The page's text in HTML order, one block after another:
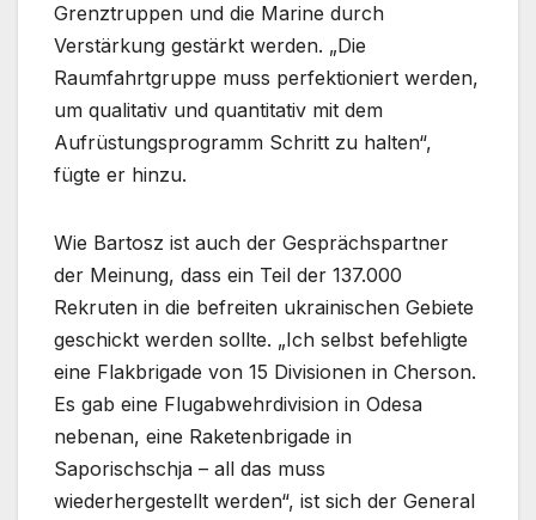
Grenztruppen und die Marine durch
Verstärkung gestärkt werden. „Die
Raumfahrtgruppe muss perfektioniert werden,
um qualitativ und quantitativ mit dem
Aufrüstungsprogramm Schritt zu halten“,
fügte er hinzu.
Wie Bartosz ist auch der Gesprächspartner
der Meinung, dass ein Teil der 137.000
Rekruten in die befreiten ukrainischen Gebiete
geschickt werden sollte. „Ich selbst befehligte
eine Flakbrigade von 15 Divisionen in Cherson.
Es gab eine Flugabwehrdivision in Odesa
nebenan, eine Raketenbrigade in
Saporischschja – all das muss
wiederhergestellt werden“, ist sich der General